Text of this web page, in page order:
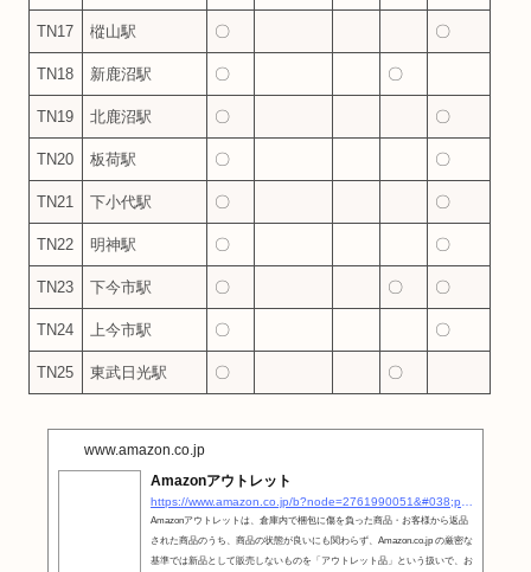
TN17 樅山駅 〇 〇
TN18 新鹿沼駅 〇 〇
TN19 北鹿沼駅 〇 〇
TN20 板荷駅 〇 〇
TN21 下小代駅 〇 〇
TN22 明神駅 〇 〇
TN23 下今市駅 〇 〇 〇
TN24 上今市駅 〇 〇
TN25 東武日光駅 〇 〇
www.amazon.co.jp
Amazonアウトレット
Amazonアウトレットは、倉庫内で梱包に傷を負った商品・お客様から返品
された商品のうち、商品の状態が良いにも関わらず、Amazon.co.jp の厳密な
基準では新品として販売しないものを「アウトレット品」という扱いで、お